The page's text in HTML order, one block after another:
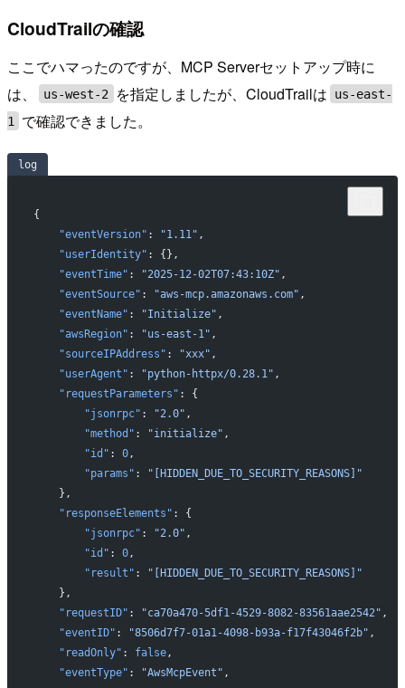
CloudTrailの確認
ここでハマったのですが、MCP Serverセットアップ時に
は、
us-west-2 を指定しましたが、CloudTrailは
us-east-
1
で確認できました。
log
{
    "eventVersion"
: "1.11" ,
    "userIdentity"
: {},
    "eventTime"
: "2025-12-02T07:43:10Z" ,
    "eventSource"
: "aws-mcp.amazonaws.com" ,
    "eventName"
: "Initialize" ,
    "awsRegion"
: "us-east-1" ,
    "sourceIPAddress"
: "xxx" ,
    "userAgent"
: "python-httpx/0.28.1" ,
    "requestParameters"
: {
        "jsonrpc"
: "2.0" ,
        "method"
: "initialize" ,
        "id"
: 0,
        "params"
:
"[HIDDEN_DUE_TO_SECURITY_REASONS]"
    },
    "responseElements"
: {
        "jsonrpc"
: "2.0" ,
        "id"
: 0,
        "result"
:
"[HIDDEN_DUE_TO_SECURITY_REASONS]"
    },
    "requestID"
: "ca70a470-5df1-4529-8082-83561aae2542" ,
    "eventID"
: "8506d7f7-01a1-4098-b93a-f17f43046f2b" ,
    "readOnly"
: false,
    "eventType"
: "AwsMcpEvent" ,